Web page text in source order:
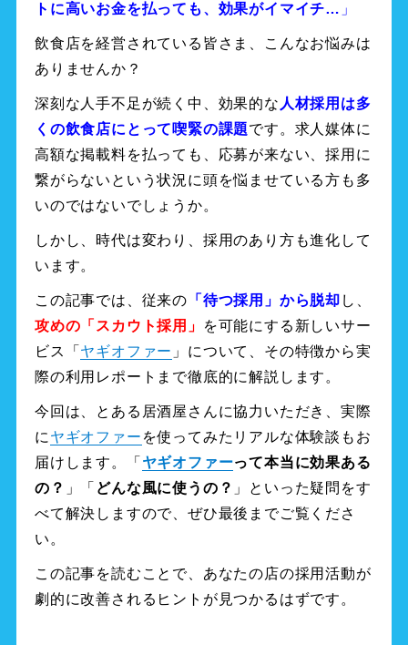
トに高いお金を払っても、効果がイマイチ… 」
飲食店を経営されている皆さま、こんなお悩みは
ありませんか？
深刻な人手不足が続く中、効果的な 人材採用は多
くの飲食店にとって喫緊の課題です。求人媒体に
高額な掲載料を払っても、応募が来ない、採用に
繋がらないという状況に頭を悩ませている方も多
いのではないでしょうか。
しかし、時代は変わり、採用のあり方も進化して
います。
この記事では、従来の 「待つ採用」から脱却 し、
攻めの「スカウト採用」
を可能にする新しいサー
ビス「 ヤギオファー 」について、その特徴から実
際の利用レポートまで徹底的に解説します。
今回は、とある居酒屋さんに協力いただき、実際
に ヤギオファー を使ってみたリアルな体験談もお
届けします。「 ヤギオファーって本当に効果ある
の？ 」「 どんな風に使うの？ 」といった疑問をす
べて解決しますので、ぜひ最後までご覧くださ
い。
この記事を読むことで、あなたの店の採用活動が
劇的に改善されるヒントが見つかるはずです。